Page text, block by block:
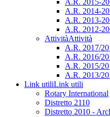
A.R. 2014-
A.R. 2013-
A.R. 2012-
AttivitàAttività
A.R. 2017/
A.R. 2016/
A.R. 2015/
A.R. 2013/
Link utiliLink utili
Rotary International
Distretto 2110
Distretto 2010 -